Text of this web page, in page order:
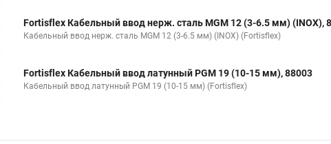
Fortisflex Кабельный ввод нерж. сталь MGM 12 (3-6.5 мм) (INOX),
Кабельный ввод нерж. сталь MGM 12 (3-6.5 мм) (INOX) (Fortisflex)
Fortisflex Кабельный ввод латунный PGM 19 (10-15 мм), 88003
Кабельный ввод латунный PGM 19 (10-15 мм) (Fortisflex)